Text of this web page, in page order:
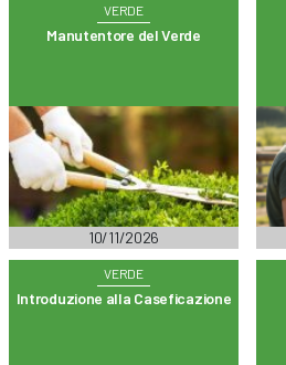
VERDE
Manutentore del Verde
10/11/2026
VERDE
Introduzione alla Caseficazione